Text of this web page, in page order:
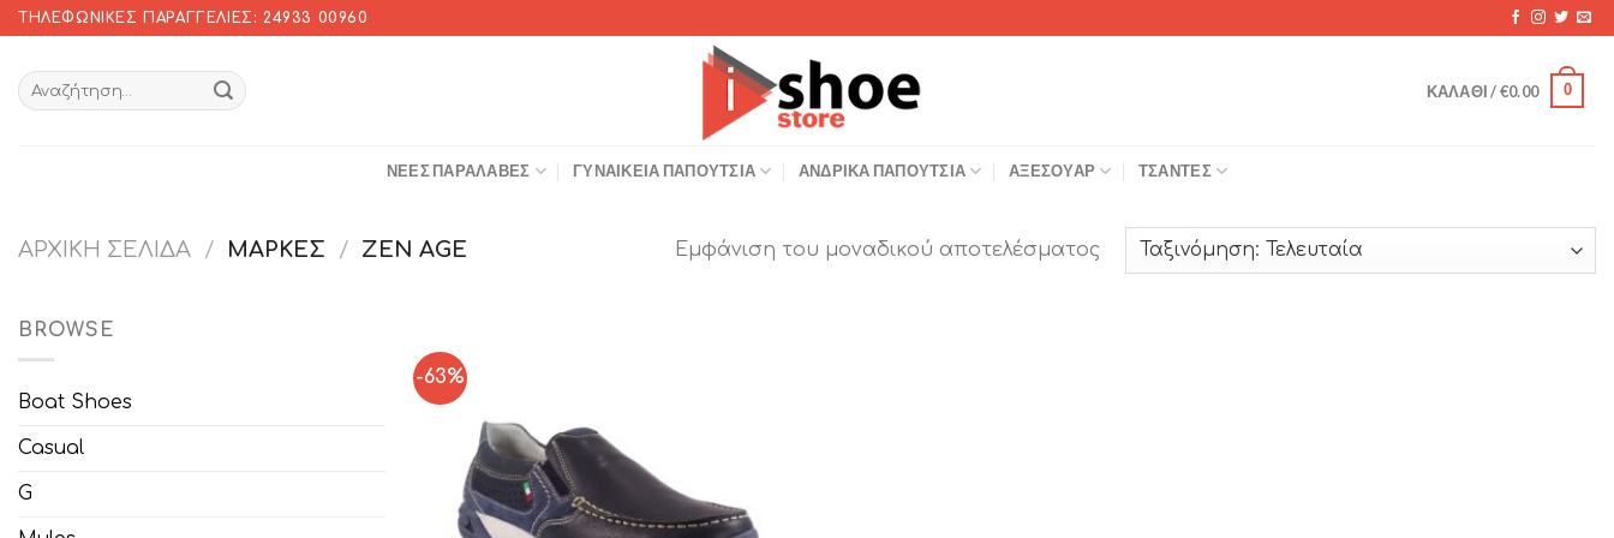
Skip
to
content
ΤΗΛΕΦΩΝΙΚΈΣ ΠΑΡΑΓΓΕΛΊΕΣ: 24933 00960
ΚΑΛΆΘΙ /€0.00 0
ΝΈΕΣ ΠΑΡΑΛΑΒΈΣ ΓΥΝΑΙΚΕΊΑ ΠΑΠΟΎΤΣΙΑ ΑΝΔΡΙΚΆ ΠΑΠΟΎΤΣΙΑ ΑΞΕΣΟΥΆΡ ΤΣΆΝΤΕΣ
ΑΡΧΙΚΉ ΣΕΛΊΔΑ / ΜΆΡΚΕΣ / ZEN AGE Εμφάνιση του μοναδικού αποτελέσματος
BROWSE
Boat Shoes
Casual
G
-63%